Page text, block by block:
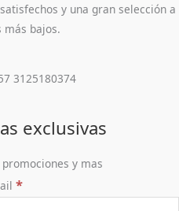
y una gran selección a
más bajos.
3125180374
exclusivas
y mas
*